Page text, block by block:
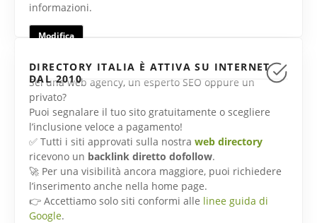
informazioni.
Modifica
DIRECTORY ITALIA È ATTIVA SU INTERNET
DAL 2010
Sei una web agency, un esperto SEO oppure un
privato?
Puoi segnalare il tuo sito gratuitamente o scegliere
l’inclusione veloce a pagamento!
✅ Tutti i siti approvati sulla nostra web directory
ricevono un backlink diretto dofollow.
🚀 Per una visibilità ancora maggiore, puoi richiedere
l’inserimento anche nella home page.
👉 Accettiamo solo siti conformi alle linee guida di
Google.